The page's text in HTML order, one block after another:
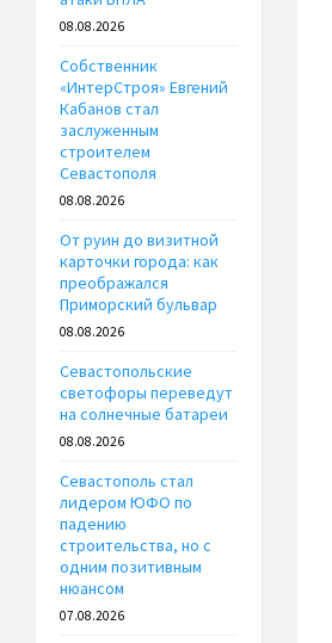
08.08.2026
Собственник
«ИнтерСтроя» Евгений
Кабанов стал
заслуженным
строителем
Севастополя
08.08.2026
От руин до визитной
карточки города: как
преображался
Приморский бульвар
08.08.2026
Севастопольские
светофоры переведут
на солнечные батареи
08.08.2026
Севастополь стал
лидером ЮФО по
падению
строительства, но с
одним позитивным
нюансом
07.08.2026